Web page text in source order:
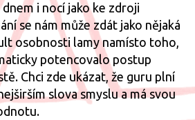
i nocí jako ke zdroji
se nám může zdát jako nějaká
osobnosti lamy namísto toho,
potencovalo postup
Chci zde ukázat, že guru plní
slova smyslu a má svou